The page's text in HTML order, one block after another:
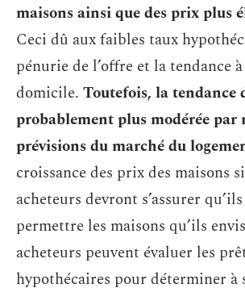
maisons ainsi que des prix plus
Ceci dû aux faibles taux
pénurie de l’offre et la tendance
domicile. Toutefois, la tendance
probablement plus modérée par
prévisions du marché du
croissance des prix des maisons
acheteurs devront s’assurer
permettre les maisons qu’ils
acheteurs peuvent évaluer les
hypothécaires pour déterminer à